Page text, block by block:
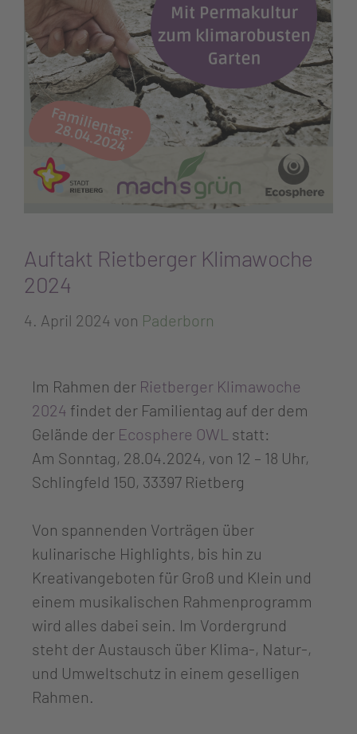
Auftakt Rietberger Klimawoche
2024
4. April 2024 von Paderborn
Im Rahmen der Rietberger Klimawoche
2024 findet der Familientag auf der dem
Gelände der Ecosphere OWL statt:
Am Sonntag, 28.04.2024, von 12 – 18 Uhr,
Schlingfeld 150, 33397 Rietberg
Von spannenden Vorträgen über
kulinarische Highlights, bis hin zu
Kreativangeboten für Groß und Klein und
einem musikalischen Rahmenprogramm
wird alles dabei sein. Im Vordergrund
steht der Austausch über Klima-, Natur-,
und Umweltschutz in einem geselligen
Rahmen.